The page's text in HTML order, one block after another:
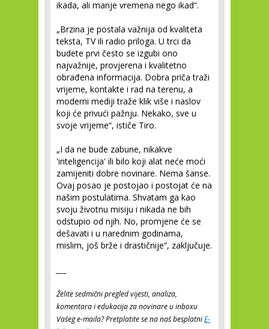
ikada, ali manje vremena nego ikad“.
„Brzina je postala važnija od kvaliteta
teksta, TV ili radio priloga. U trci da
budete prvi često se izgubi ono
najvažnije, provjerena i kvalitetno
obrađena informacija. Dobra priča traži
vrijeme, kontakte i rad na terenu, a
moderni mediji traže klik više i naslov
koji će privući pažnju. Nekako, sve u
svoje vrijeme“, ističe Tiro.
„I da ne bude zabune, nikakve
'inteligencija' ili bilo koji alat neće moći
zamijeniti dobre novinare. Nema šanse.
Ovaj posao je postojao i postojat će na
našim postulatima. Shvatam ga kao
svoju životnu misiju i nikada ne bih
odstupio od njih. No, promjene će se
dešavati i u narednim godinama,
mislim, još brže i drastičnije“, zaključuje.
Želite sedmični pregled vijesti, analiza,
komentara i edukacija za novinare u inboxu
Vašeg e-maila? Pretplatite se na naš besplatniE-